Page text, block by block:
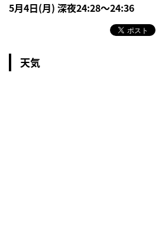
5月4日(月) 深夜24:28～24:36
天気